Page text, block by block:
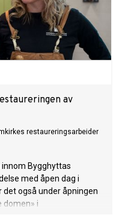
av
restaureringsarbeider
Bygghyttas
med åpen dag i
det også under åpningen
domen» i